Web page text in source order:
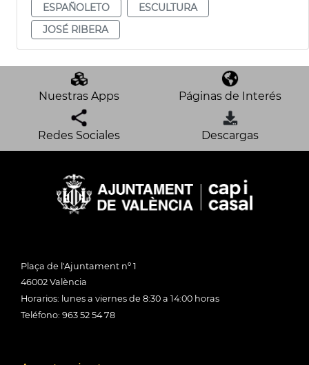
ESPAÑOLETO
ESCULTURA
JOSÉ RIBERA
Nuestras Apps Páginas de Interés
Redes Sociales Descargas
Plaça de l'Ajuntament nº 1
46002 València
Horarios: lunes a viernes de 8:30 a 14:00 horas
Teléfono: 963 52 54 78